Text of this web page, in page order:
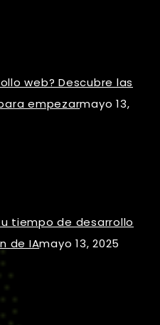
web? Descubre las
empezarmayo 13,
tiempo de desarrollo
de IAmayo 13, 2025